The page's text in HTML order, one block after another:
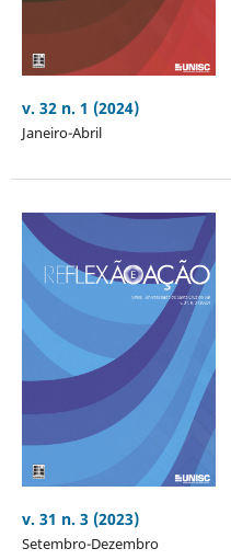
v. 32 n. 1 (2024)
Janeiro-Abril
v. 31 n. 3 (2023)
Setembro-Dezembro